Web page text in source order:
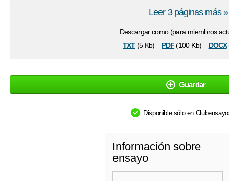
Descargar como (para miembros
txt(5 Kb) pdf(100 Kb) docx
Leer 3 páginas más »
Guardar
Disponible sólo en
Información sobre
ensayo